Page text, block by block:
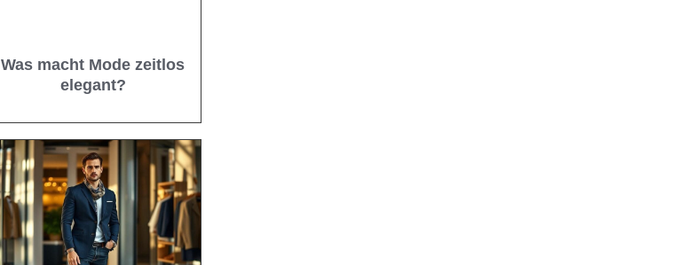
Was macht Mode zeitlos
elegant?